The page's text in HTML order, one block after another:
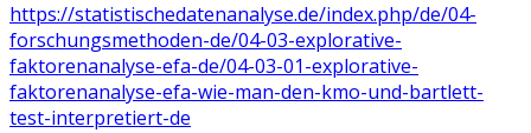
https://statistischedatenanalyse.de/index.php/de/04-
forschungsmethoden-de/04-03-explorative-
faktorenanalyse-efa-de/04-03-01-explorative-
faktorenanalyse-efa-wie-man-den-kmo-und-bartlett-
test-interpretiert-de